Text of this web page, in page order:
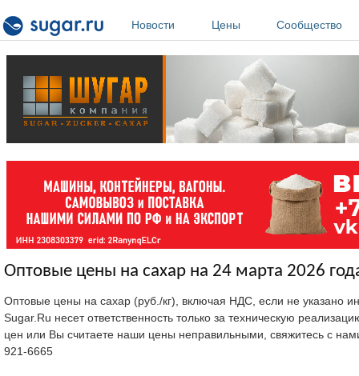
Новости
Цены Сообщество
Оптовые цены на сахар на 24 марта 2026
Оптовые цены на сахар (руб./кг), включая НДС, если не указано
Sugar.Ru несет ответственность только за техническую
цен или Вы считаете наши цены неправильными, свяжитесь с
921-6665